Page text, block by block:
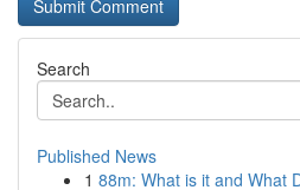
Search
Published News
1 88m: What is it and What